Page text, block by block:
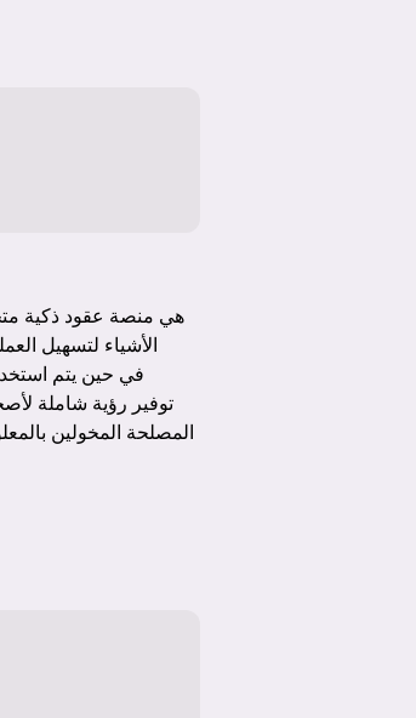
الأشياء لتسهيل
المصلحة المخولين